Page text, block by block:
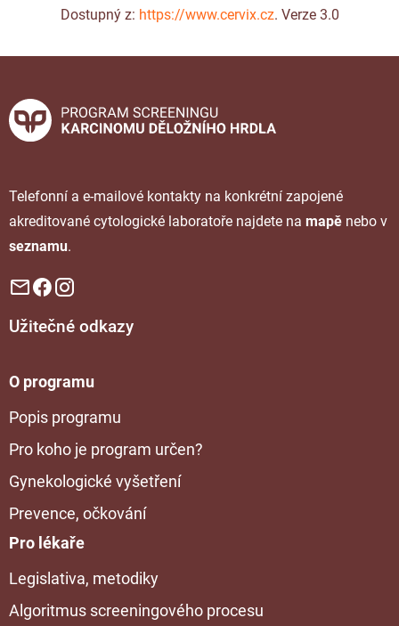
Dostupný z: https://www.cervix.cz. Verze 3.0
Telefonní a e-mailové kontakty na konkrétní zapojené
akreditované cytologické laboratoře najdete na mapě nebo v
seznamu.
Užitečné odkazy
O programu
Popis programu
Pro koho je program určen?
Gynekologické vyšetření
Prevence, očkování
Pro lékaře
Legislativa, metodiky
Algoritmus screeningového procesu